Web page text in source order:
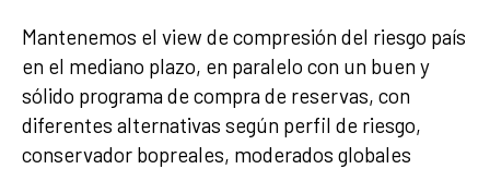
Mantenemos el view de compresión del riesgo país
en el mediano plazo, en paralelo con un buen y
sólido programa de compra de reservas, con
diferentes alternativas según perfil de riesgo,
conservador bopreales, moderados globales